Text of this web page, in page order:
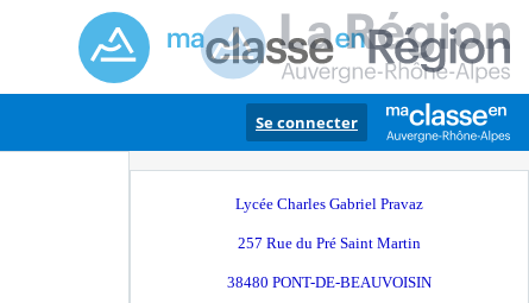
Se connecter
Lycée Charles Gabriel Pravaz
257 Rue du Pré Saint Martin
38480 PONT-DE-BEAUVOISIN